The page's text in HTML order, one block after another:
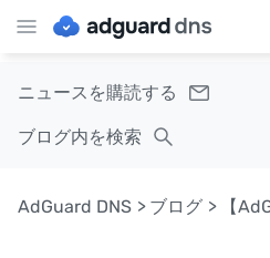
ニュースを購読する
ブログ内を検索
AdGuard DNS ブログ